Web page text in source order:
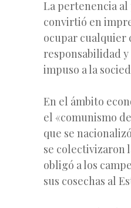
La pertenencia al
convirtió en
ocupar cualquier
responsabilidad
impuso a la
En el ámbito
el «comunismo
que se
se colectivizaron
obligó a los
sus cosechas al